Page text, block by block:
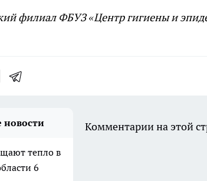
филиал ФБУЗ «Центр гигиены и
новости
тепло в
6
Комментарии на этой